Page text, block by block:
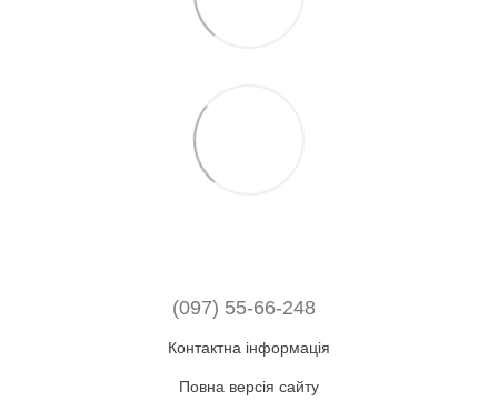
(097) 55-66-248
Контактна інформація
Повна версія сайту